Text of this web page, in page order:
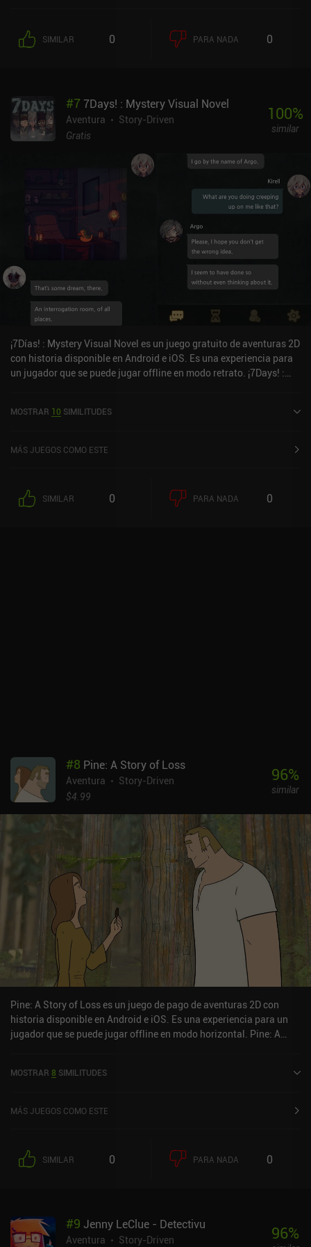
SIMILAR 0 PARA NADA 0
#7 7Days! : Mystery Visual Novel
Aventura
Story-Driven
Gratis
100%
similar
¡7Días! : Mystery Visual Novel es un juego gratuito de aventuras 2D
con historia disponible en Android e iOS. Es una experiencia para
un jugador que se puede jugar offline en modo retrato. ¡7Days! :
en la App Store de iOS.
MOSTRAR 10 SIMILITUDES
MÁS JUEGOS COMO ESTE
SIMILAR 0 PARA NADA 0
#8 Pine: A Story of Loss
Aventura
Story-Driven
$4.99
96%
similar
Pine: A Story of Loss es un juego de pago de aventuras 2D con
historia disponible en Android e iOS. Es una experiencia para un
jugador que se puede jugar offline en modo horizontal. Pine: A
MOSTRAR 8 SIMILITUDES
MÁS JUEGOS COMO ESTE
SIMILAR 0 PARA NADA 0
#9 Jenny LeClue - Detectivu
Aventura Story-Driven 96%